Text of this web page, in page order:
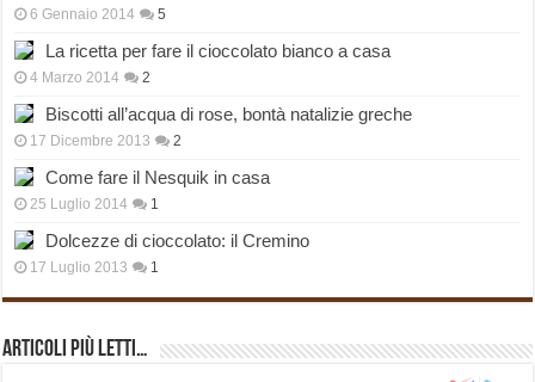
6 Gennaio 2014 5
La ricetta per fare il cioccolato bianco a casa
4 Marzo 2014 2
Biscotti all’acqua di rose, bontà natalizie greche
17 Dicembre 2013 2
Come fare il Nesquik in casa
25 Luglio 2014 1
Dolcezze di cioccolato: il Cremino
17 Luglio 2013 1
Articoli più Letti…